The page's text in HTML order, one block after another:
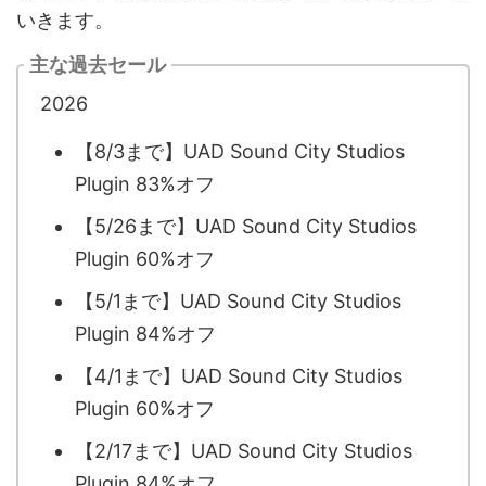
いきます。
主な過去セール
2026
【8/3まで】UAD Sound City Studios
Plugin 83%オフ
【5/26まで】UAD Sound City Studios
Plugin 60%オフ
【5/1まで】UAD Sound City Studios
Plugin 84%オフ
【4/1まで】UAD Sound City Studios
Plugin 60%オフ
【2/17まで】UAD Sound City Studios